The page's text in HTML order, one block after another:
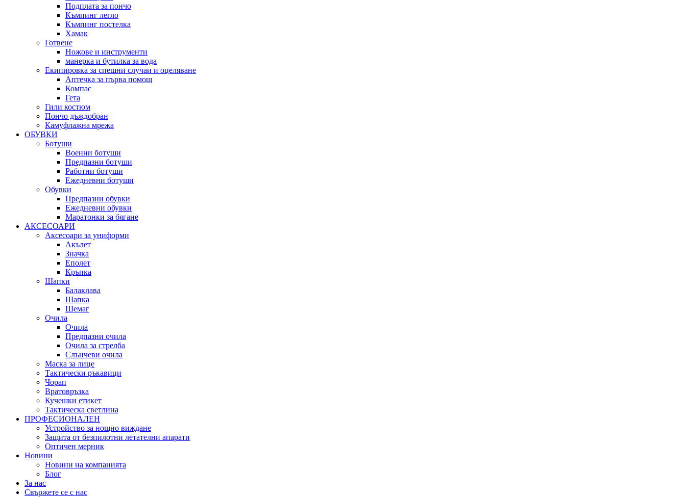
Подплата за пончо
Къмпинг легло
Къмпинг постелка
Хамак
Готвене
Ножове и инструменти
манерка и бутилка за вода
Екипировка за спешни случаи и оцеляване
Аптечка за първа помощ
Компас
Гета
Гили костюм
Пончо дъждобран
Камуфлажна мрежа
ОБУВКИ
Ботуши
Военни ботуши
Предпазни ботуши
Работни ботуши
Ежедневни ботуши
Обувки
Предпазни обувки
Ежедневни обувки
Маратонки за бягане
АКСЕСОАРИ
Аксесоари за униформи
Акълет
Значка
Еполет
Кръпка
Шапки
Балаклава
Шапка
Шемаг
Очила
Очила
Предпазни очила
Очила за стрелба
Слънчеви очила
Маска за лице
Тактически ръкавици
Чорап
Вратовръзка
Кучешки етикет
Тактическа светлина
ПРОФЕСИОНАЛЕН
Устройство за нощно виждане
Защита от безпилотни летателни апарати
Оптичен мерник
Новини
Новини на компанията
Блог
За нас
Свържете се с нас